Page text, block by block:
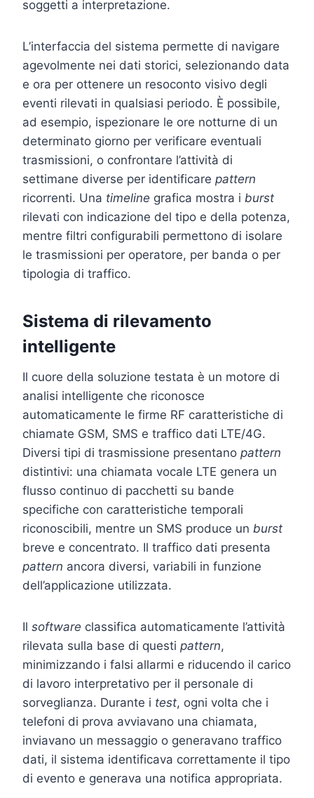
soggetti a interpretazione.
L’interfaccia del sistema permette di navigare
agevolmente nei dati storici, selezionando data
e ora per ottenere un resoconto visivo degli
eventi rilevati in qualsiasi periodo. È possibile,
ad esempio, ispezionare le ore notturne di un
determinato giorno per verificare eventuali
trasmissioni, o confrontare l’attività di
settimane diverse per identificare pattern
ricorrenti. Una timeline grafica mostra i burst
rilevati con indicazione del tipo e della potenza,
mentre filtri configurabili permettono di isolare
le trasmissioni per operatore, per banda o per
tipologia di traffico.
Sistema di rilevamento
intelligente
Il cuore della soluzione testata è un motore di
analisi intelligente che riconosce
automaticamente le firme RF caratteristiche di
chiamate GSM, SMS e traffico dati LTE/4G.
Diversi tipi di trasmissione presentano pattern
distintivi: una chiamata vocale LTE genera un
flusso continuo di pacchetti su bande
specifiche con caratteristiche temporali
riconoscibili, mentre un SMS produce un burst
breve e concentrato. Il traffico dati presenta
pattern ancora diversi, variabili in funzione
dell’applicazione utilizzata.
Il software classifica automaticamente l’attività
rilevata sulla base di questi pattern,
minimizzando i falsi allarmi e riducendo il carico
di lavoro interpretativo per il personale di
sorveglianza. Durante i test, ogni volta che i
telefoni di prova avviavano una chiamata,
inviavano un messaggio o generavano traffico
dati, il sistema identificava correttamente il tipo
di evento e generava una notifica appropriata.